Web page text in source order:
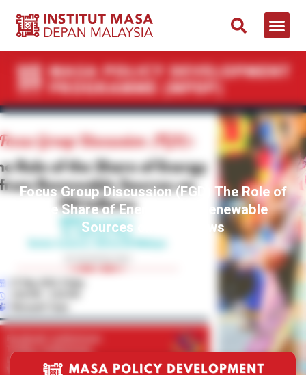
Focus Group Discussion (FGD) The Role of
the Share of Energy from Renewable
Sources on FDI Inflows